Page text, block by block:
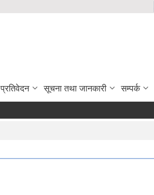
प्रतिवेदन सूचना तथा जानकारी सम्पर्क